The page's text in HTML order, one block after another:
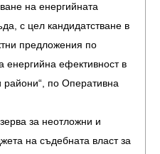
на енергийната
с цел кандидатстване в
предложения по
енергийна ефективност в
по Оперативна
за неотложни и
на съдебната власт за